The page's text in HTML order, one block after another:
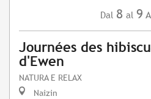
Dal 8 al 9
Journées des
d'Ewen
NATURA E RELAX
Naizin